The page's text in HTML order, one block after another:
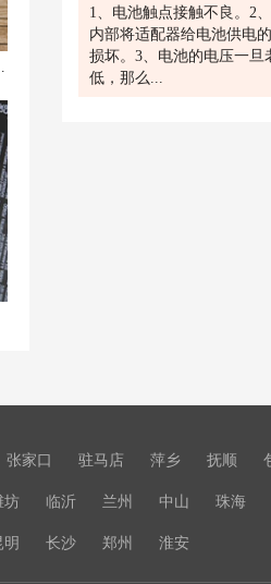
1、电池触点接触不良。2
内部将适配器给电池供电
损坏。3、电池的电压一旦
低，那么...
张家口 驻马店 萍乡 抚顺
坊 临沂 兰州 中山 珠海
明 长沙 郑州 淮安